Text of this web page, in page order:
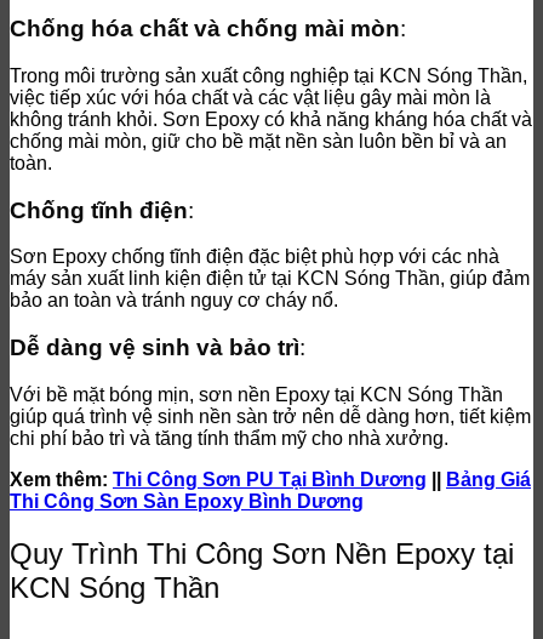
Chống hóa chất và chống mài mòn:
Trong môi trường sản xuất công nghiệp tại KCN Sóng Thần,
việc tiếp xúc với hóa chất và các vật liệu gây mài mòn là
không tránh khỏi. Sơn Epoxy có khả năng kháng hóa chất và
chống mài mòn, giữ cho bề mặt nền sàn luôn bền bỉ và an
toàn.
Chống tĩnh điện:
Sơn Epoxy chống tĩnh điện đặc biệt phù hợp với các nhà
máy sản xuất linh kiện điện tử tại KCN Sóng Thần, giúp đảm
bảo an toàn và tránh nguy cơ cháy nổ.
Dễ dàng vệ sinh và bảo trì:
Với bề mặt bóng mịn, sơn nền Epoxy tại KCN Sóng Thần
giúp quá trình vệ sinh nền sàn trở nên dễ dàng hơn, tiết kiệm
chi phí bảo trì và tăng tính thẩm mỹ cho nhà xưởng.
Xem thêm: Thi Công Sơn PU Tại Bình Dương
Bảng Giá
Thi Công Sơn Sàn Epoxy Bình Dương
Quy Trình Thi Công Sơn Nền Epoxy tại
KCN Sóng Thần